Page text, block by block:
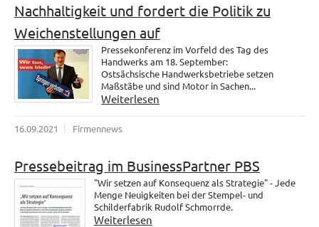
Nachhaltigkeit und fordert die Politik zu
Weichenstellungen auf
Pressekonferenz im Vorfeld des Tag des
Handwerks am 18. September:
Ostsächsische Handwerksbetriebe setzen
Maßstäbe und sind Motor in Sachen...
Weiterlesen
16.09.2021 Firmennews
Pressebeitrag im BusinessPartner PBS
"Wir setzen auf Konsequenz als Strategie" - Jede
Menge Neuigkeiten bei der Stempel- und
Schilderfabrik Rudolf Schmorrde.
Weiterlesen